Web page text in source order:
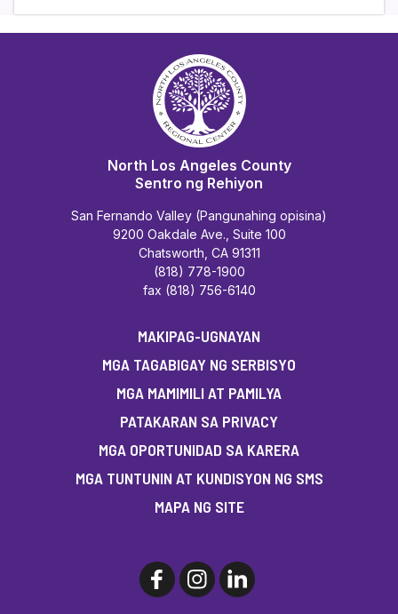
North Los Angeles County
Sentro ng Rehiyon
San Fernando Valley (Pangunahing opisina)
9200 Oakdale Ave., Suite 100
Chatsworth, CA 91311
(818) 778-1900
fax (818) 756-6140
MAKIPAG-UGNAYAN
MGA TAGABIGAY NG SERBISYO
MGA MAMIMILI AT PAMILYA
PATAKARAN SA PRIVACY
MGA OPORTUNIDAD SA KARERA
MGA TUNTUNIN AT KUNDISYON NG SMS
MAPA NG SITE